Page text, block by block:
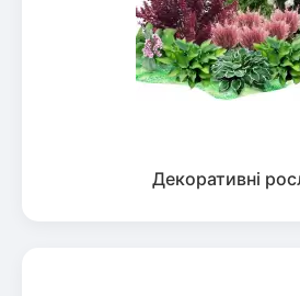
Декоративні